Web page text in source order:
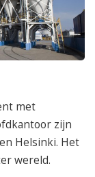
met
zijn
Helsinki. Het
wereld.